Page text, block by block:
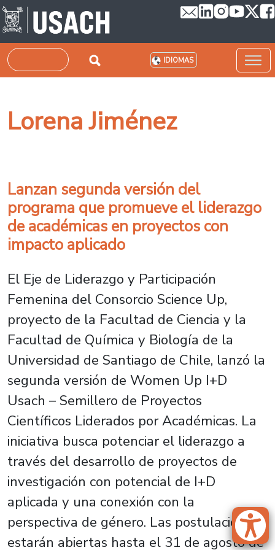
Pasar al contenido principal
Buscar IDIOMAS
Lorena Jiménez
Lanzan segunda versión del
programa que promueve el liderazgo
de académicas en proyectos con
impacto aplicado
El Eje de Liderazgo y Participación
Femenina del Consorcio Science Up,
proyecto de la Facultad de Ciencia y la
Facultad de Química y Biología de la
Universidad de Santiago de Chile, lanzó la
segunda versión de Women Up I+D
Usach – Semillero de Proyectos
Científicos Liderados por Académicas. La
iniciativa busca potenciar el liderazgo a
través del desarrollo de proyectos de
investigación con potencial de I+D
aplicada y una conexión con la
perspectiva de género. Las postulaciones
estarán abiertas hasta el 31 de agosto de